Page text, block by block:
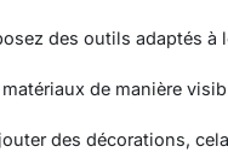
des outils adaptés à
matériaux de manière
des décorations,